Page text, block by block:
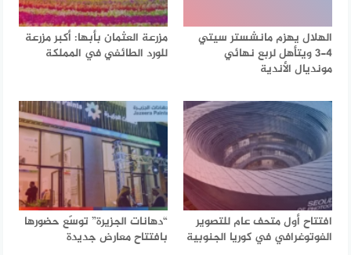
الهلال يهزم مانشستر سيتي
4-3 ويتأهل لربع نهائي
مونديال الأندية
مزرعة العثمان بأبها: أكبر مزرعة
للورد الطائفي في المملكة
افتتاح أول متحف عام للتصوير
الفوتوغرافي في كوريا الجنوبية
“دهانات الجزيرة” توسّع حضورها
بافتتاح معارض جديدة